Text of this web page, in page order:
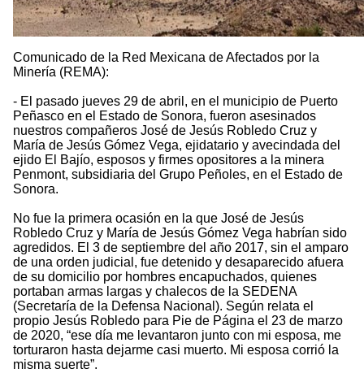
Comunicado de la Red Mexicana de Afectados por la
Minería (REMA):
- El pasado jueves 29 de abril, en el municipio de Puerto
Peñasco en el Estado de Sonora, fueron asesinados
nuestros compañeros José de Jesús Robledo Cruz y
María de Jesús Gómez Vega, ejidatario y avecindada del
ejido El Bajío, esposos y firmes opositores a la minera
Penmont, subsidiaria del Grupo Peñoles, en el Estado de
Sonora.
No fue la primera ocasión en la que José de Jesús
Robledo Cruz y María de Jesús Gómez Vega habrían sido
agredidos. El 3 de septiembre del año 2017, sin el amparo
de una orden judicial, fue detenido y desaparecido afuera
de su domicilio por hombres encapuchados, quienes
portaban armas largas y chalecos de la SEDENA
(Secretaría de la Defensa Nacional). Según relata el
propio Jesús Robledo para Pie de Página el 23 de marzo
de 2020, “ese día me levantaron junto con mi esposa, me
torturaron hasta dejarme casi muerto. Mi esposa corrió la
misma suerte”.